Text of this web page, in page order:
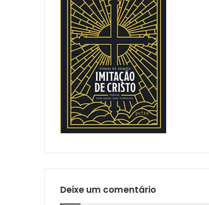
Deixe um comentário